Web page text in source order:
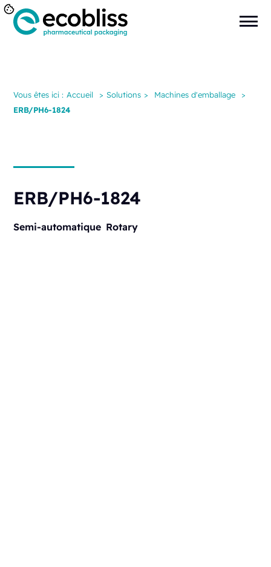
Vous êtes ici : Accueil > Solutions > Machines d'emballage
>
ERB/PH6-1824
ERB/PH6-1824
Semi-automatique Rotary